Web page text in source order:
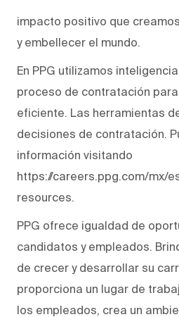
impacto positivo que
y embellecer el mundo.
En PPG utilizamos
proceso de contratación
eficiente. Las herramientas
decisiones de contratación.
información visitando
https://careers.ppg.com/mx/
resources.
PPG ofrece igualdad de
candidatos y empleados.
de crecer y desarrollar su
proporciona un lugar de
los empleados, crea un